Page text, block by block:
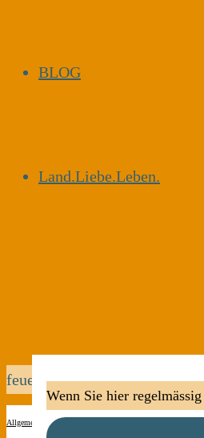
BLOG
Land.Liebe.Leben.
feuerwehren
Allgemein
Wenn Sie hier